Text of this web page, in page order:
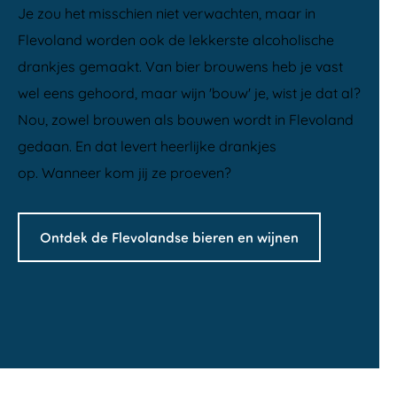
Je zou het misschien niet verwachten, maar in
Flevoland worden ook de lekkerste alcoholische
drankjes gemaakt. Van bier brouwens heb je vast
wel eens gehoord, maar wijn 'bouw' je, wist je dat al?
Nou, zowel brouwen als bouwen wordt in Flevoland
gedaan. En dat levert heerlijke drankjes
op. Wanneer kom jij ze proeven?
Ontdek de Flevolandse bieren en wijnen